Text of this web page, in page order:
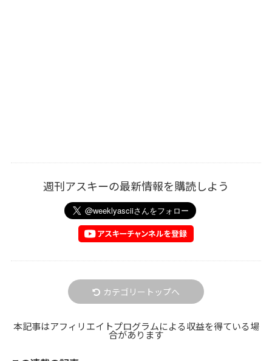
週刊アスキーの最新情報を購読しよう
カテゴリートップへ
本記事はアフィリエイトプログラムによる収益を得ている場
合があります